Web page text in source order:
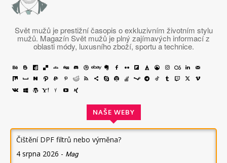
Svět mužů je prestižní časopis o exkluzivním životním stylu
mužů. Magazín Svět mužů je plný zajímavých informací z
oblasti módy, luxusního zboží, sportu a technice.
NAŠE WEBY
Čištění DPF filtrů nebo výměna?
4 srpna 2026 - Mag